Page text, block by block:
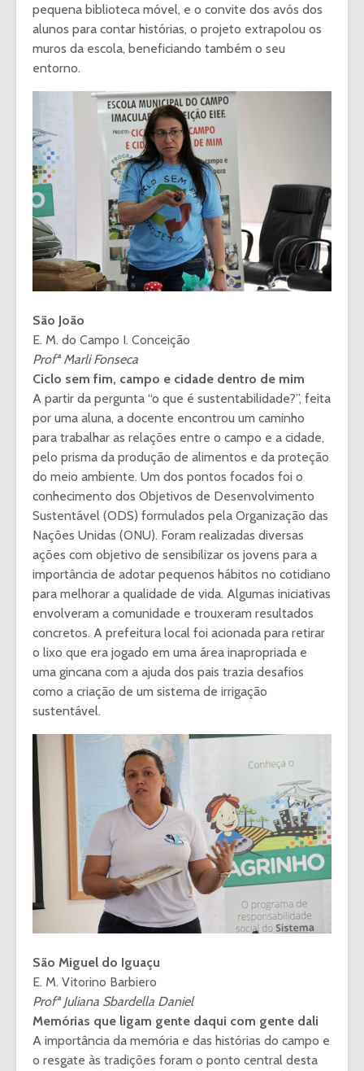
pequena biblioteca móvel, e o convite dos avós dos
alunos para contar histórias, o projeto extrapolou os
muros da escola, beneficiando também o seu
entorno.
São João
E. M. do Campo I. Conceição
Profª Marli Fonseca
Ciclo sem fim, campo e cidade dentro de mim
A partir da pergunta “o que é sustentabilidade?”, feita
por uma aluna, a docente encontrou um caminho
para trabalhar as relações entre o campo e a cidade,
pelo prisma da produção de alimentos e da proteção
do meio ambiente. Um dos pontos focados foi o
conhecimento dos Objetivos de Desenvolvimento
Sustentável (ODS) formulados pela Organização das
Nações Unidas (ONU). Foram realizadas diversas
ações com objetivo de sensibilizar os jovens para a
importância de adotar pequenos hábitos no cotidiano
para melhorar a qualidade de vida. Algumas iniciativas
envolveram a comunidade e trouxeram resultados
concretos. A prefeitura local foi acionada para retirar
o lixo que era jogado em uma área inapropriada e
uma gincana com a ajuda dos pais trazia desafios
como a criação de um sistema de irrigação
sustentável.
São Miguel do Iguaçu
E. M. Vitorino Barbiero
Profª Juliana Sbardella Daniel
Memórias que ligam gente daqui com gente dali
A importância da memória e das histórias do campo e
o resgate às tradições foram o ponto central desta